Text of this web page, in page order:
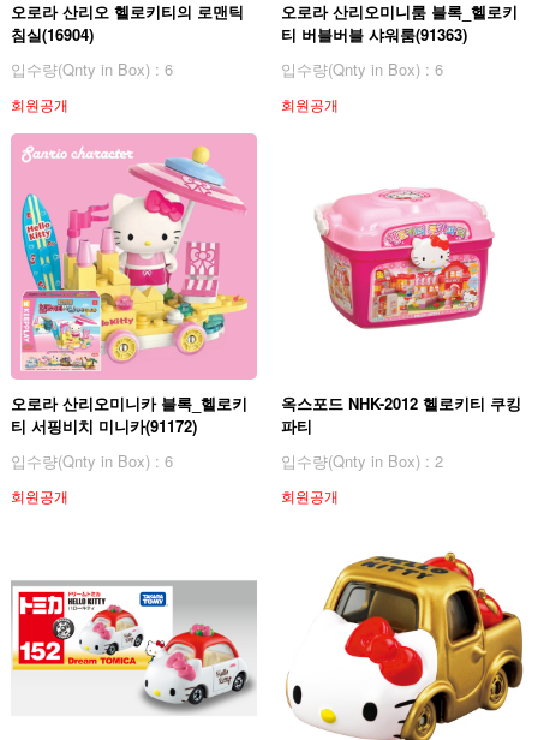
오로라 산리오 헬로키티의 로맨틱
침실(16904)
입수량(Qnty in Box) : 6
회원공개
오로라 산리오미니룸 블록_헬로키
티 버블버블 샤워룸(91363)
입수량(Qnty in Box) : 6
회원공개
오로라 산리오미니카 블록_헬로키
티 서핑비치 미니카(91172)
입수량(Qnty in Box) : 6
회원공개
옥스포드 NHK-2012 헬로키티 쿠킹
파티
입수량(Qnty in Box) : 2
회원공개